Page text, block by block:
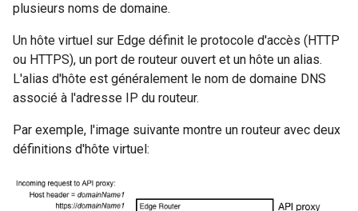
plusieurs noms de domaine.
Un hôte virtuel sur Edge définit le protocole d'accès (HTTP
ou HTTPS), un port de routeur ouvert et un hôte un alias.
L'alias d'hôte est généralement le nom de domaine DNS
associé à l'adresse IP du routeur.
Par exemple, l'image suivante montre un routeur avec deux
définitions d'hôte virtuel: